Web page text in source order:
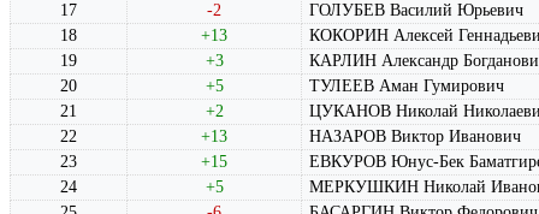
17
-2
ГОЛУБЕВ Василий Юрьевич
18
+13
КОКОРИН Алексей
19
+3
КАРЛИН Александр
20
+5
ТУЛЕЕВ Аман Гумирович
21
+2
ЦУКАНОВ Николай
22
+13
НАЗАРОВ Виктор Иванович
23
+15
ЕВКУРОВ Юнус-Бек
24
+5
МЕРКУШКИН Николай